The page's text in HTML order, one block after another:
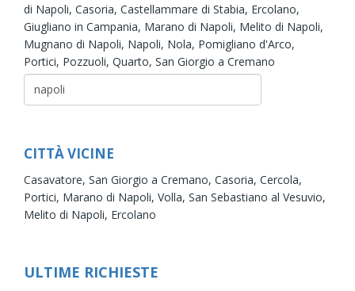
di Napoli, Casoria, Castellammare di Stabia, Ercolano,
Giugliano in Campania, Marano di Napoli, Melito di Napoli,
Mugnano di Napoli, Napoli, Nola, Pomigliano d'Arco,
Portici, Pozzuoli, Quarto, San Giorgio a Cremano
CITTÀ VICINE
Casavatore, San Giorgio a Cremano, Casoria, Cercola,
Portici, Marano di Napoli, Volla, San Sebastiano al Vesuvio,
Melito di Napoli, Ercolano
ULTIME RICHIESTE